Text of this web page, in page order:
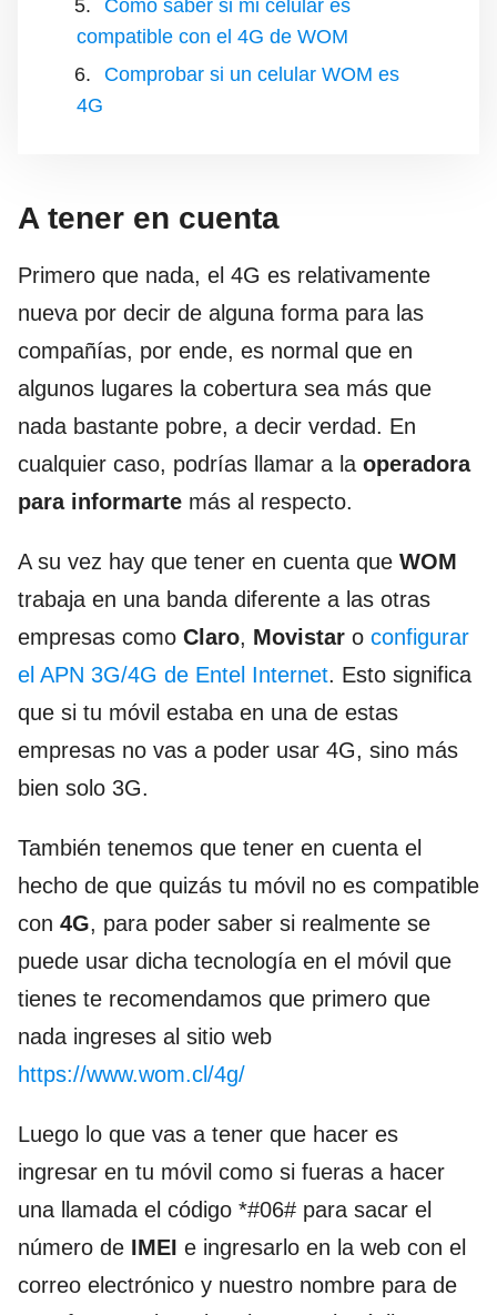
Cómo saber si mi celular es
compatible con el 4G de WOM
Comprobar si un celular WOM es
4G
A tener en cuenta
Primero que nada, el 4G es relativamente
nueva por decir de alguna forma para las
compañías, por ende, es normal que en
algunos lugares la cobertura sea más que
nada bastante pobre, a decir verdad. En
cualquier caso, podrías llamar a la operadora
para informarte más al respecto.
A su vez hay que tener en cuenta que WOM
trabaja en una banda diferente a las otras
empresas como Claro, Movistar o configurar
el APN 3G/4G de Entel Internet. Esto significa
que si tu móvil estaba en una de estas
empresas no vas a poder usar 4G, sino más
bien solo 3G.
También tenemos que tener en cuenta el
hecho de que quizás tu móvil no es compatible
con 4G, para poder saber si realmente se
puede usar dicha tecnología en el móvil que
tienes te recomendamos que primero que
nada ingreses al sitio web
https://www.wom.cl/4g/
Luego lo que vas a tener que hacer es
ingresar en tu móvil como si fueras a hacer
una llamada el código *#06# para sacar el
número de IMEI e ingresarlo en la web con el
correo electrónico y nuestro nombre para de